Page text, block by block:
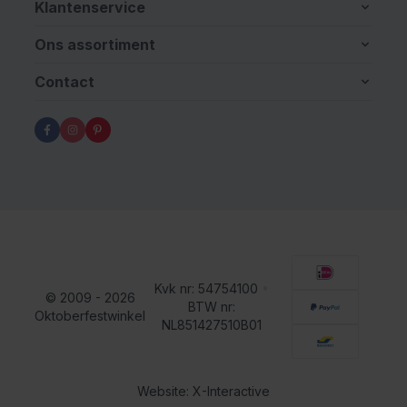
Klantenservice
Ons assortiment
Contact
© 2009 - 2026
Oktoberfestwinkel
Kvk nr: 54754100
BTW nr:
NL851427510B01
Website: X-Interactive